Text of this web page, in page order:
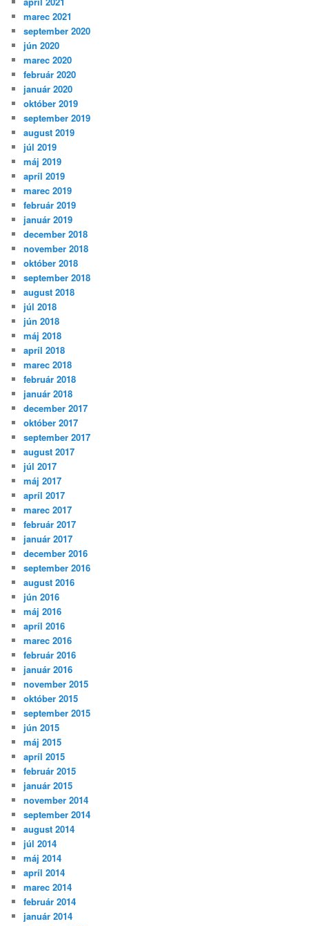
marec 2021
september 2020
jún 2020
marec 2020
február 2020
január 2020
október 2019
september 2019
august 2019
júl 2019
máj 2019
apríl 2019
marec 2019
február 2019
január 2019
december 2018
november 2018
október 2018
september 2018
august 2018
júl 2018
jún 2018
máj 2018
apríl 2018
marec 2018
február 2018
január 2018
december 2017
október 2017
september 2017
august 2017
júl 2017
máj 2017
apríl 2017
marec 2017
február 2017
január 2017
december 2016
september 2016
august 2016
jún 2016
máj 2016
apríl 2016
marec 2016
február 2016
január 2016
november 2015
október 2015
september 2015
jún 2015
máj 2015
apríl 2015
február 2015
január 2015
november 2014
september 2014
august 2014
júl 2014
máj 2014
apríl 2014
marec 2014
február 2014
január 2014